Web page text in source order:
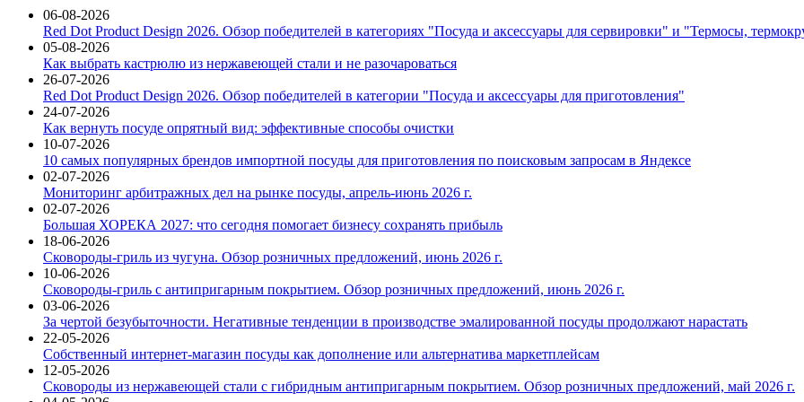
06-08-2026
Red Dot Product Design 2026. Обзор победителей в категориях "Посуда и аксессуары для сервировки" и "Термосы,
05-08-2026
Как выбрать кастрюлю из нержавеющей стали и не разочароваться
26-07-2026
Red Dot Product Design 2026. Обзор победителей в категории "Посуда и аксессуары для приготовления"
24-07-2026
Как вернуть посуде опрятный вид: эффективные способы очистки
10-07-2026
10 самых популярных брендов импортной посуды для приготовления по поисковым запросам в Яндексе
02-07-2026
Мониторинг арбитражных дел на рынке посуды, апрель-июнь 2026 г.
02-07-2026
Большая ХОРЕКА 2027: что сегодня помогает бизнесу сохранять прибыль
18-06-2026
Сковороды-гриль из чугуна. Обзор розничных предложений, июнь 2026 г.
10-06-2026
Сковороды-гриль с антипригарным покрытием. Обзор розничных предложений, июнь 2026 г.
03-06-2026
За чертой безубыточности. Негативные тенденции в производстве эмалированной посуды продолжают нарастать
22-05-2026
Собственный интернет-магазин посуды как дополнение или альтернатива маркетплейсам
12-05-2026
Сковороды из нержавеющей стали с гибридным антипригарным покрытием. Обзор розничных предложений, май 2026 г.